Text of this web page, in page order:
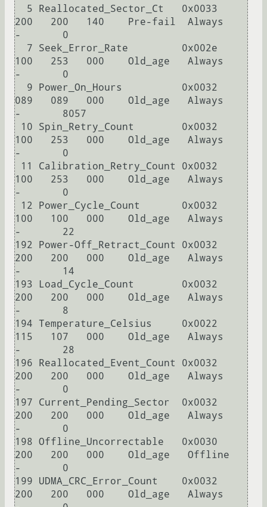
200   200   140    Pre-fail  Always
-       0
100   253   000    Old_age   Always
-       0
089   089   000    Old_age   Always
-       8057
100   253   000    Old_age   Always
-       0
100   253   000    Old_age   Always
-       0
100   100   000    Old_age   Always
-       22
192 Power-Off_Retract_Count 0x0032
200   200   000    Old_age   Always
-       14
193 Load_Cycle_Count        0x0032
200   200   000    Old_age   Always
-       8
194 Temperature_Celsius     0x0022
115   107   000    Old_age   Always
-       28
196 Reallocated_Event_Count 0x0032
200   200   000    Old_age   Always
-       0
197 Current_Pending_Sector  0x0032
200   200   000    Old_age   Always
-       0
198 Offline_Uncorrectable   0x0030
200   200   000    Old_age   Offline
-       0
199 UDMA_CRC_Error_Count    0x0032
200   200   000    Old_age   Always